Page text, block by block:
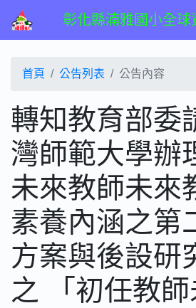
彰化縣湳雅國小全球
首頁 公告列表 公告內容
轉知教育部委
灣師範大學辦
未來教師未來
素養內涵之第
方案與後設研
之 「初任教